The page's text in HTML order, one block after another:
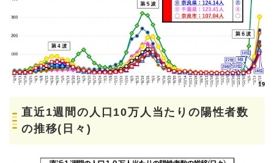
直近1週間の人口10万人当たりの陽性者数
の推移(日々)